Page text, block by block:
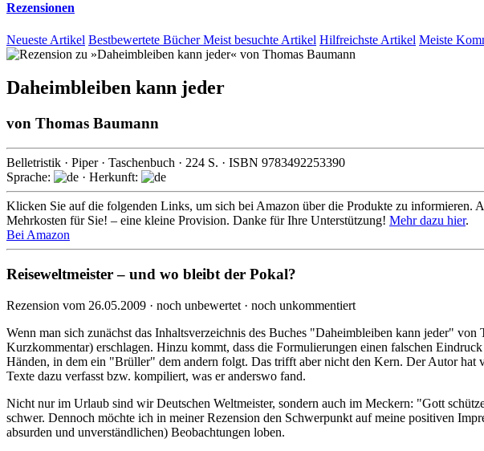
Rezensionen
Neueste Artikel Bestbewertete BücherMeist besuchte Artikel Hilfreichste Artikel Meiste
Daheimbleiben kann jeder
von Thomas Baumann
Belletristik · Piper· Taschenbuch · 224 S. · ISBN 9783492253390
Sprache:
· Herkunft:
Klicken Sie auf die folgenden Links, um sich bei Amazon über die Produkte zu informieren.
Mehrkosten für Sie! – eine kleine Provision. Danke für Ihre Unterstützung! Mehr dazu hier.
Bei Amazon
Reiseweltmeister – und wo bleibt der Pokal?
Rezension vom 26.05.2009 · noch unbewertet · noch unkommentiert
Wenn man sich zunächst das Inhaltsverzeichnis des Buches "Daheimbleiben kann jeder"
Kurzkommentar) erschlagen. Hinzu kommt, dass die Formulierungen einen falschen
Händen, in dem ein "Brüller" dem andern folgt. Das trifft aber nicht den Kern. Der Autor hat
Texte dazu verfasst bzw. kompiliert, was er anderswo fand.
Nicht nur im Urlaub sind wir Deutschen Weltmeister, sondern auch im Meckern: "Gott
schwer. Dennoch möchte ich in meiner Rezension den Schwerpunkt auf meine positiven
absurden und unverständlichen) Beobachtungen loben.